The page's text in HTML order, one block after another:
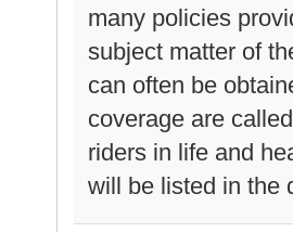
many policies
subject matter of
can often be
coverage are
riders in life and
will be listed in the